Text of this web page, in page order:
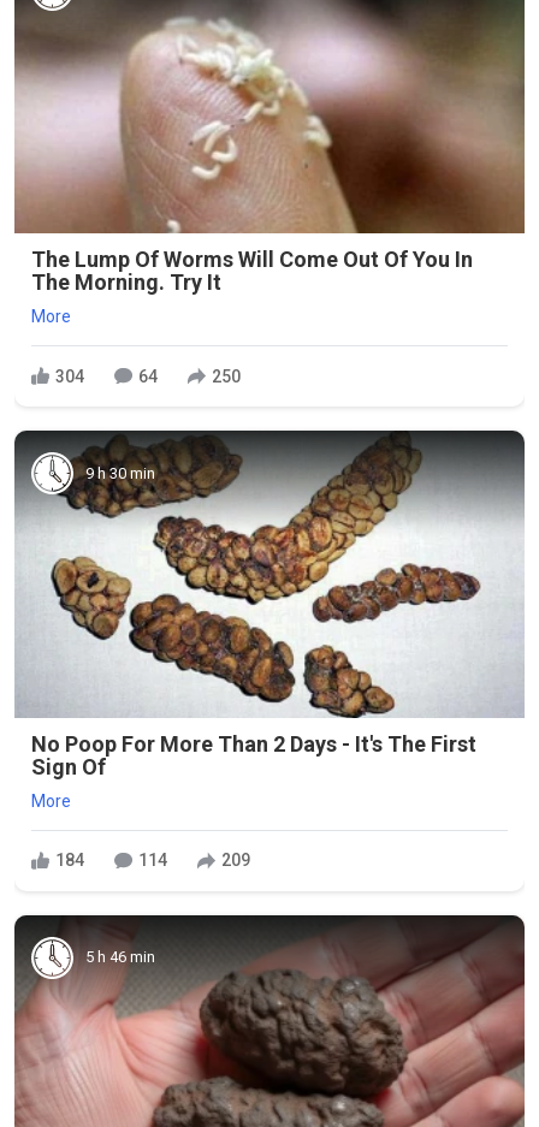
The Lump Of Worms Will Come Out Of You In
The Morning. Try It
More
304 64 250
9 h 30 min
No Poop For More Than 2 Days - It's The First
Sign Of
More
184 114 209
5 h 46 min